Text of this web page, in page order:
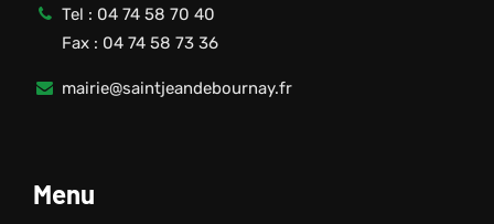
Tel : 04 74 58 70 40
Fax : 04 74 58 73 36
mairie@saintjeandebournay.fr
Menu